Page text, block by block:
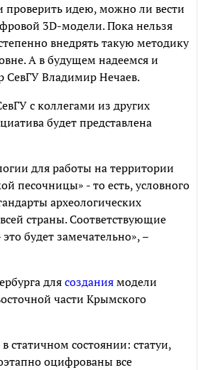
идею, можно ли вести
3D-модели. Пока нельзя
внедрять такую методику
А в будущем надеемся и
СевГУ Владимир Нечаев.
с коллегами из других
будет представлена
для работы на территории
песочницы» - то есть, условного
археологических
страны. Соответствующие
будет замечательно», –
длясозданиямодели
части Крымского
состоянии: статуи,
оцифрованы все